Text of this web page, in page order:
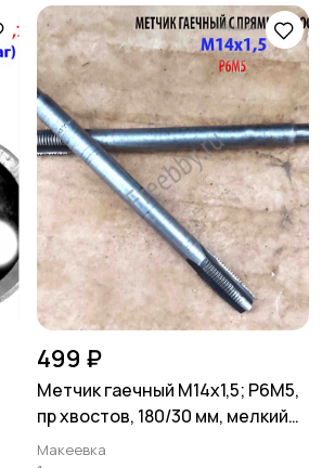
499 ₽
Метчик гаечный М14х1,5; Р6М5,
пр хвостов, 180/30 мм, мелкий
шаг, СССР.
Макеевка